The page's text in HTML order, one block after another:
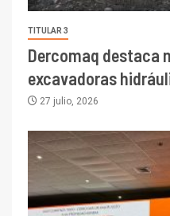
TITULAR 3
Dercomaq destaca
excavadoras
27 julio, 2026